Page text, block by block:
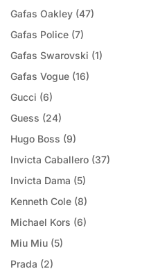
Gafas Oakley (47)
Gafas Police (7)
Gafas Swarovski (1)
Gafas Vogue (16)
Gucci (6)
Guess (24)
Hugo Boss (9)
Invicta Caballero (37)
Invicta Dama (5)
Kenneth Cole (8)
Michael Kors (6)
Miu Miu (5)
Prada (2)